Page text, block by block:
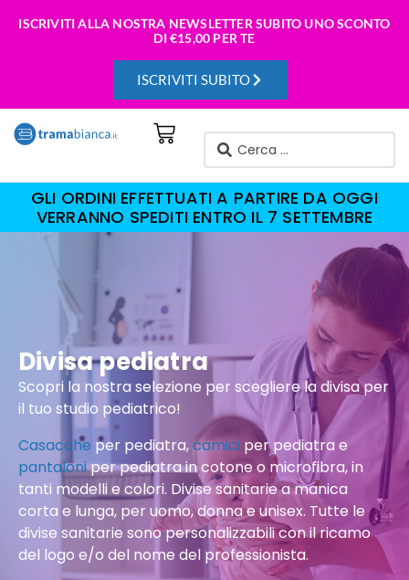
ISCRIVITI ALLA NOSTRA NEWSLETTER SUBITO UNO SCONTO
DI€15,00 PER TE
ISCRIVITI SUBITO
GLI ORDINI EFFETTUATI A PARTIRE DA OGGI
VERRANNO SPEDITI ENTRO IL 7 SETTEMBRE
Divisa pediatra
Scopri la nostra selezione per scegliere la divisa per
il tuo studio pediatrico!
Casacche per pediatra,camici per pediatra e
pantaloniper pediatra in cotone o microfibra, in
tanti modelli e colori. Divise sanitarie a manica
corta e lunga, per uomo, donna e unisex. Tutte le
divise sanitarie sono personalizzabili con il ricamo
del logo e/o del nome del professionista.